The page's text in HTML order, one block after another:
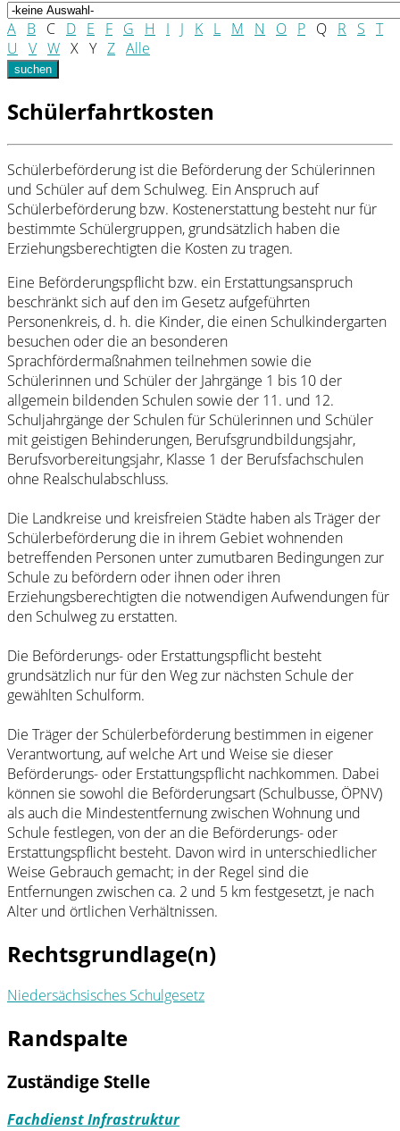
A B C D E F G H I J K L M N O P Q R S T
U
V W X Y Z Alle
suchen
Schülerfahrtkosten
Schülerbeförderung ist die Beförderung der Schülerinnen
und Schüler auf dem Schulweg. Ein Anspruch auf
Schülerbeförderung bzw. Kostenerstattung besteht nur für
bestimmte Schülergruppen, grundsätzlich haben die
Erziehungsberechtigten die Kosten zu tragen.
Eine Beförderungspflicht bzw. ein Erstattungsanspruch
beschränkt sich auf den im Gesetz aufgeführten
Personenkreis, d. h. die Kinder, die einen Schulkindergarten
besuchen oder die an besonderen
Sprachfördermaßnahmen teilnehmen sowie die
Schülerinnen und Schüler der Jahrgänge 1 bis 10 der
allgemein bildenden Schulen sowie der 11. und 12.
Schuljahrgänge der Schulen für Schülerinnen und Schüler
mit geistigen Behinderungen, Berufsgrundbildungsjahr,
Berufsvorbereitungsjahr, Klasse 1 der Berufsfachschulen
ohne Realschulabschluss.
Die Landkreise und kreisfreien Städte haben als Träger der
Schülerbeförderung die in ihrem Gebiet wohnenden
betreffenden Personen unter zumutbaren Bedingungen zur
Schule zu befördern oder ihnen oder ihren
Erziehungsberechtigten die notwendigen Aufwendungen für
den Schulweg zu erstatten.
Die Beförderungs- oder Erstattungspflicht besteht
grundsätzlich nur für den Weg zur nächsten Schule der
gewählten Schulform.
Die Träger der Schülerbeförderung bestimmen in eigener
Verantwortung, auf welche Art und Weise sie dieser
Beförderungs- oder Erstattungspflicht nachkommen. Dabei
können sie sowohl die Beförderungsart (Schulbusse, ÖPNV)
als auch die Mindestentfernung zwischen Wohnung und
Schule festlegen, von der an die Beförderungs- oder
Erstattungspflicht besteht. Davon wird in unterschiedlicher
Weise Gebrauch gemacht; in der Regel sind die
Entfernungen zwischen ca. 2 und 5 km festgesetzt, je nach
Alter und örtlichen Verhältnissen.
Rechtsgrundlage(n)
Niedersächsisches Schulgesetz
Randspalte
Zuständige Stelle
Fachdienst Infrastruktur